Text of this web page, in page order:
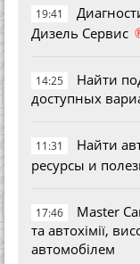
19:41
Дизель Сервис
14:25
Найти
доступных
11:31
Найти
ресурсы и
17:46
Master
та автохімії,
автомобілем